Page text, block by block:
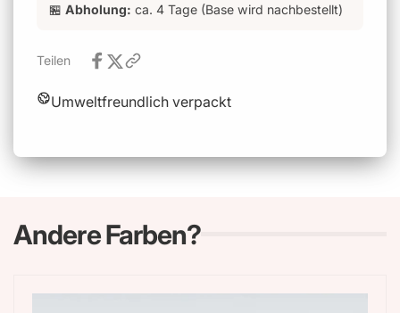
🏪 Abholung: ca. 4 Tage (Base wird nachbestellt)
Teilen
Umweltfreundlich verpackt
Andere Farben?